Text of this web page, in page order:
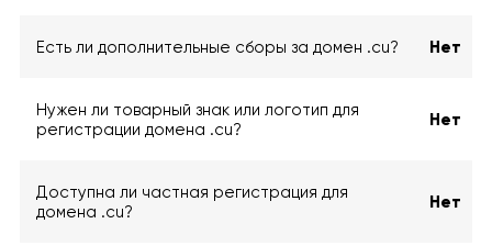
Есть ли дополнительные сборы за домен .cu? Нет
Нужен ли товарный знак или логотип для
регистрации домена .cu?
Нет
Доступна ли частная регистрация для
домена .cu?
Нет